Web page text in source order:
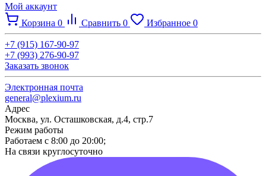
Мой аккаунт
Корзина 0 Сравнить 0 Избранное 0
+7 (915) 167-90-97
+7 (993) 276-90-97
Заказать звонок
Электронная почта
general@plexium.ru
Адрес
Москва, ул. Осташковская, д.4, стр.7
Режим работы
Работаем с 8:00 до 20:00;
На связи круглосуточно